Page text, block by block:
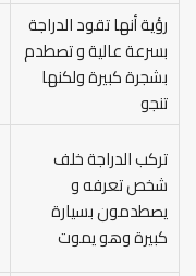
رؤية أنها تقود الدراجة
بسرعة عالية و تصطدم
بشجرة كبيرة ولكنها
تنجو
تركب الدراجة خلف
شخص تعرفه و
يصطدمون بسيارة
كبيرة وهو يموت